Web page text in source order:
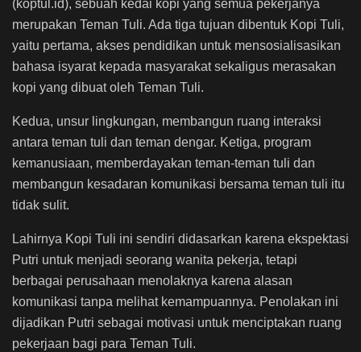
(koptul.id), sebuah kedai kopi yang semua pekerjanya
merupakan Teman Tuli. Ada tiga tujuan dibentuk Kopi Tuli,
yaitu pertama, akses pendidikan untuk mensosialisasikan
bahasa isyarat kepada masyarakat sekaligus merasakan
kopi yang dibuat oleh Teman Tuli.
Kedua, unsur lingkungan, membangun ruang interaksi
antara teman tuli dan teman dengar. Ketiga, program
kemanusiaan, memberdayakan teman-teman tuli dan
membangun kesadaran komunikasi bersama teman tuli itu
tidak sulit.
Lahirnya Kopi Tuli ini sendiri didasarkan karena ekspektasi
Putri untuk menjadi seorang wanita pekerja, tetapi
berbagai perusahaan menolaknya karena alasan
komunikasi tanpa melihat kemampuannya. Penolakan ini
dijadikan Putri sebagai motivasi untuk menciptakan ruang
pekerjaan bagi para Teman Tuli.